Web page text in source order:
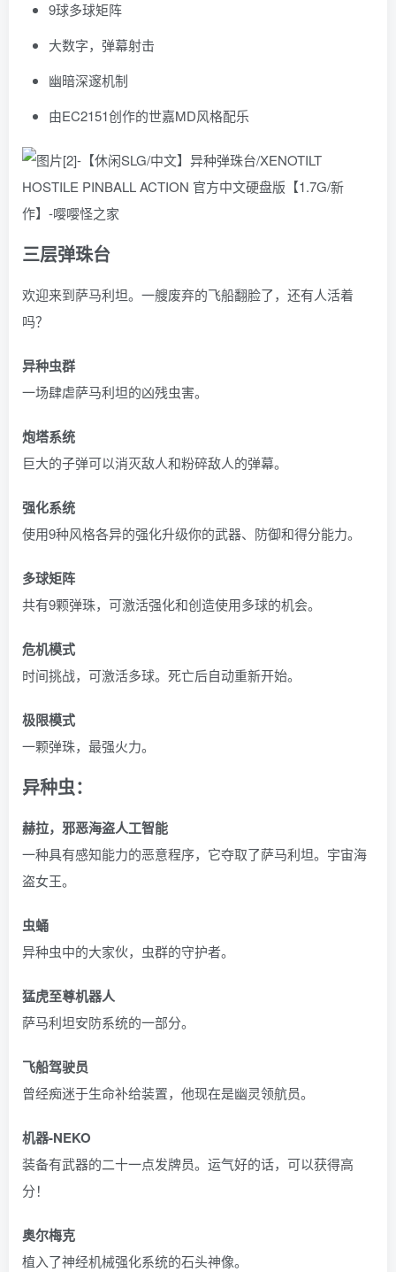
9球多球矩阵
大数字，弹幕射击
幽暗深邃机制
由EC2151创作的世嘉MD风格配乐
三层弹珠台
欢迎来到萨马利坦。一艘废弃的飞船翻脸了，还有人活着
吗？
异种虫群
一场肆虐萨马利坦的凶残虫害。
炮塔系统
巨大的子弹可以消灭敌人和粉碎敌人的弹幕。
强化系统
使用9种风格各异的强化升级你的武器、防御和得分能力。
多球矩阵
共有9颗弹珠，可激活强化和创造使用多球的机会。
危机模式
时间挑战，可激活多球。死亡后自动重新开始。
极限模式
一颗弹珠，最强火力。
异种虫：
赫拉，邪恶海盗人工智能
一种具有感知能力的恶意程序，它夺取了萨马利坦。宇宙海
盗女王。
虫蛹
异种虫中的大家伙，虫群的守护者。
猛虎至尊机器人
萨马利坦安防系统的一部分。
飞船驾驶员
曾经痴迷于生命补给装置，他现在是幽灵领航员。
机器-NEKO
装备有武器的二十一点发牌员。运气好的话，可以获得高
分！
奥尔梅克
植入了神经机械强化系统的石头神像。